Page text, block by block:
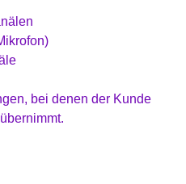
bei denen der Kunde